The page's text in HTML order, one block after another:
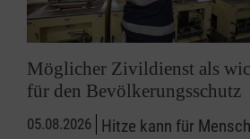
Möglicher Zivildienst als
für den Bevölkerungsschutz
05.08.2026 Hitze kann für